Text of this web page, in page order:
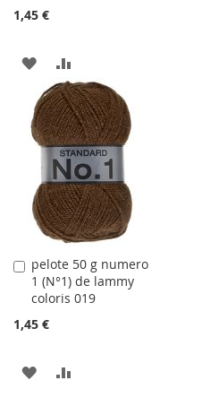
1,45 €
AJOUTER
À
LA
LISTE
D'ACHATS
AU
COMPARATEUR
pelote 50 g numero
1 (N°1) de lammy
coloris 019
1,45 €
Ajouter
au
panier
AJOUTER